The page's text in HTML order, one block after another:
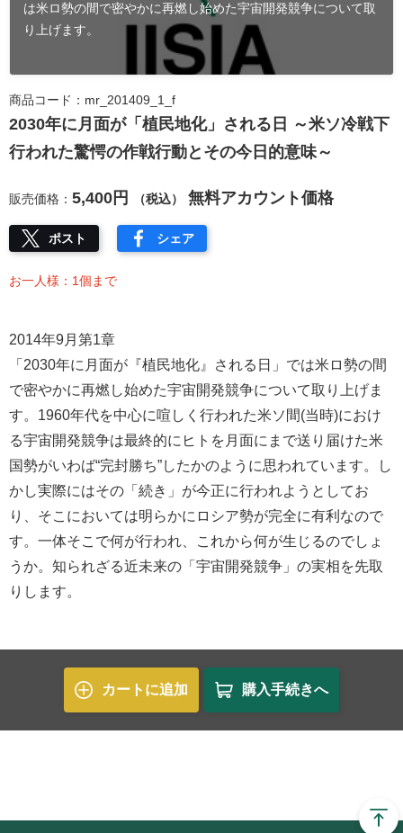
は米ロ勢の間で密やかに再燃し始めた宇宙開発競争について取
り上げます。
商品コード：mr_201409_1_f
2030年に月面が「植民地化」される日 ～米ソ冷戦下
行われた驚愕の作戦行動とその今日的意味～
販売価格： 5,400円 （税込） 無料アカウント価格
ポスト シェア
お一人様：1個まで
2014年9月第1章
「2030年に月面が『植民地化』される日」では米ロ勢の間
で密やかに再燃し始めた宇宙開発競争について取り上げま
す。1960年代を中心に喧しく行われた米ソ間(当時)におけ
る宇宙開発競争は最終的にヒトを月面にまで送り届けた米
国勢がいわば“完封勝ち”したかのように思われています。し
かし実際にはその「続き」が今正に行われようとしてお
り、そこにおいては明らかにロシア勢が完全に有利なので
す。一体そこで何が行われ、これから何が生じるのでしょ
うか。知られざる近未来の「宇宙開発競争」の実相を先取
りします。
カートに追加 購入手続きへ